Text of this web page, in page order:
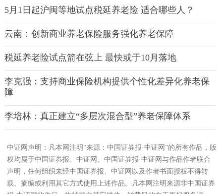
5月1日起沪闽等地试点税延养老险 适合哪些人？
云南：创新商业养老保险服务强化养老保障
税延养老险试点箭在弦上 最快或于10月落地
李克强：支持商业保险机构提供个性化差异化养老保
障
李培林：真正建立“多层次混合型”养老保障体系
中证网声明：凡本网注明“来源：中国证券报·中证网”的所有作品，版
权均属于中国证券报、中证网。中国证券报·中证网与作品作者联合
声明，任何组织未经中国证券报、中证网以及作者书面授权不得转
载、摘编或利用其它方式使用上述作品。凡本网注明来源非中国证券